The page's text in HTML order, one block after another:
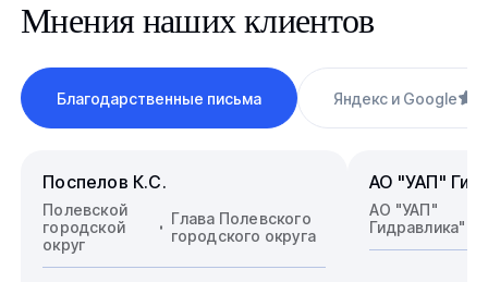
Мнения наших клиентов
Благодарственные письма Яндекс и Google
Поспелов К.С.
Полевской
городской
округ
Глава Полевского
городского округа
АО "УАП"
АО "УАП"
Гидравлика"